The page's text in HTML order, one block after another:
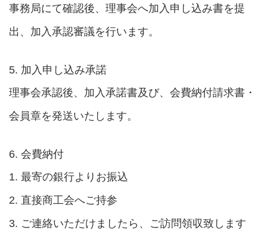
事務局にて確認後、理事会へ加入申し込み書を提
出、加入承認審議を行います。
5. 加入申し込み承諾
理事会承認後、加入承諾書及び、会費納付請求書・
会員章を発送いたします。
6. 会費納付
1. 最寄の銀行よりお振込
2. 直接商工会へご持参
3. ご連絡いただけましたら、ご訪問領収致します